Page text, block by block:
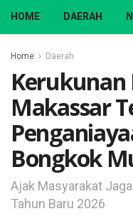
HOME DAERAH
Home Daerah
Kerukunan
Makassar
Bongkok
Ajak Masyarakat
Tahun Baru 2026